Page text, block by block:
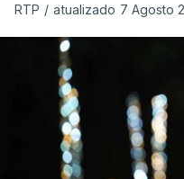
RTP / atualizado 7 Agosto